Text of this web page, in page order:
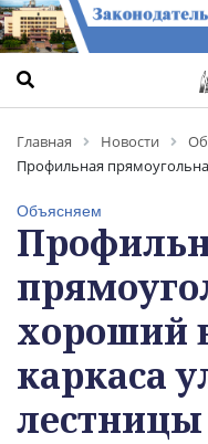
Главная Новости
Профильная
Объясняем
хороший
каркаса
лестницы